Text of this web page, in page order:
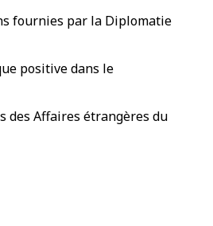
fournies par la Diplomatie
positive dans le
des Affaires étrangères du